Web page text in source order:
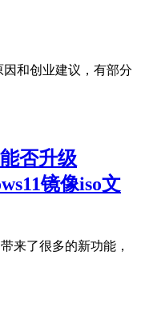
因和创业建议，有部分
否升级
镜像iso文
来了很多的新功能，